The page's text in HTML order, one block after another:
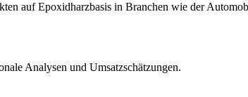
auf Epoxidharzbasis in Branchen wie der
Analysen und Umsatzschätzungen.